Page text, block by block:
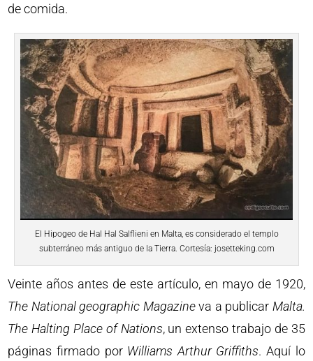
de comida.
El Hipogeo de Hal Hal Salflieni en Malta, es considerado el templo
subterráneo más antiguo de la Tierra. Cortesía: josetteking.com
Veinte años antes de este artículo, en mayo de 1920,
The National geographic Magazineva a publicar Malta.
The Halting Place of Nations, un extenso trabajo de 35
páginas firmado por Williams Arthur Griffiths. Aquí lo